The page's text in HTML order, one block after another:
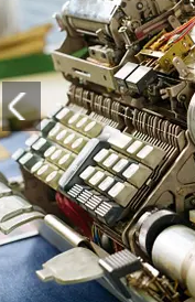
WEB
RADIO
PLAYLIST
NEWS
FOTO